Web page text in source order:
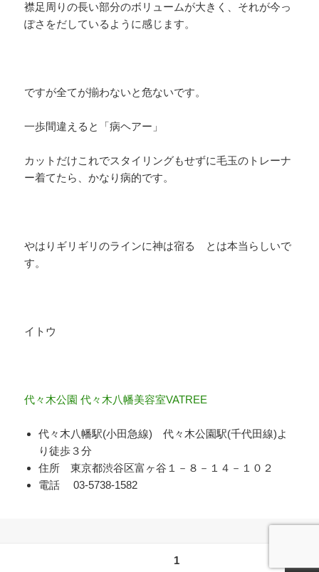
襟足周りの長い部分のボリュームが大きく、それが今っ
ぽさをだしているように感じます。
ですが全てが揃わないと危ないです。
一歩間違えると「病ヘアー」
カットだけこれでスタイリングもせずに毛玉のトレーナ
ー着てたら、かなり病的です。
やはりギリギリのラインに神は宿る とは本当らしいで
す。
イトウ
代々木公園 代々木八幡美容室VATREE
代々木八幡駅(小田急線) 代々木公園駅(千代田線)よ
り徒歩３分
住所 東京都渋谷区富ヶ谷１－８－１４－１０２
電話 03-5738-1582
1